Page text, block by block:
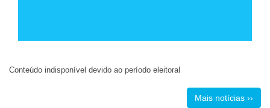
Conteúdo indisponível devido ao período eleitoral
Mais notícias ››